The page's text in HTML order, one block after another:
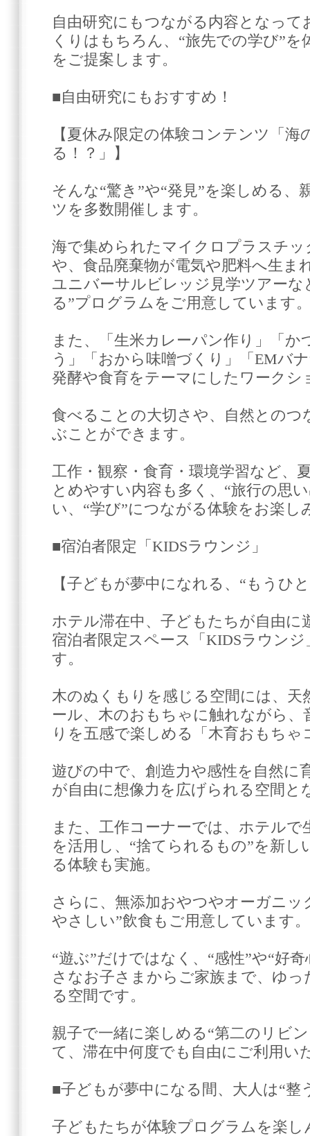
自由研究にもつながる内容となって
くりはもちろん、“旅先での学び”
をご提案します。
■自由研究にもおすすめ！
【夏休み限定の体験コンテンツ「
る！？」】
そんな“驚き”や“発見”を楽しめる、
ツを多数開催します。
海で集められたマイクロプラスチ
や、食品廃棄物が電気や肥料へ生ま
ユニバーサルビレッジ見学ツアーな
る”プログラムをご用意しています
また、「生米カレーパン作り」「か
う」「おから味噌づくり」「EMバ
発酵や食育をテーマにしたワークシ
食べることの大切さや、自然とのつ
ぶことができます。
工作・観察・食育・環境学習など、
とめやすい内容も多く、“旅行の思
い、“学び”につながる体験をお楽し
■宿泊者限定「KIDSラウンジ」
【子どもが夢中になれる、“もうひ
ホテル滞在中、子どもたちが自由に
宿泊者限定スペース「KIDSラウン
す。
木のぬくもりを感じる空間には、天
ール、木のおもちゃに触れながら、
りを五感で楽しめる「木育おもちゃ
遊びの中で、創造力や感性を自然に
が自由に想像力を広げられる空間と
また、工作コーナーでは、ホテルで
を活用し、“捨てられるもの”を新し
る体験も実施。
さらに、無添加おやつやオーガニッ
やさしい”飲食もご用意しています。
“遊ぶ”だけではなく、“感性”や“好
さなお子さまからご家族まで、ゆ
る空間です。
親子で一緒に楽しめる“第二のリビ
て、滞在中何度でも自由にご利用い
■子どもが夢中になる間、大人は“整
子どもたちが体験プログラムを楽し